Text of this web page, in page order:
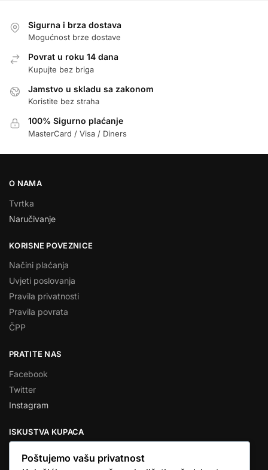
Sigurna i brza dostava
Mogućnost brze dostave
Povrat u roku 14 dana
Kupujte bez briga
Jamstvo u skladu sa zakonom
Koristite bez straha
100% Sigurno plaćanje
MasterCard / Visa / Diners
O NAMA
Tvrtka
Naručivanje
KORISNE POVEZNICE
Načini plaćanja
Uvjeti poslovanja
Pravila privatnosti
Pravila povrata
ČPP
PRATITE NAS
Facebook
Twitter
Instagram
ISKUSTVA KUPACA
Poštujemo vašu privatnost